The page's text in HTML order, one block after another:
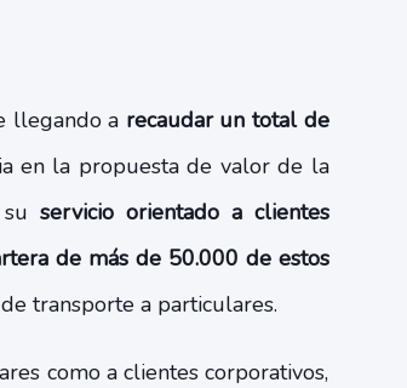
llegando a recaudar un total de
en la propuesta de valor de la
suservicio orientado a clientes
de más de 50.000 de estos
transporte a particulares.
como a clientes corporativos,